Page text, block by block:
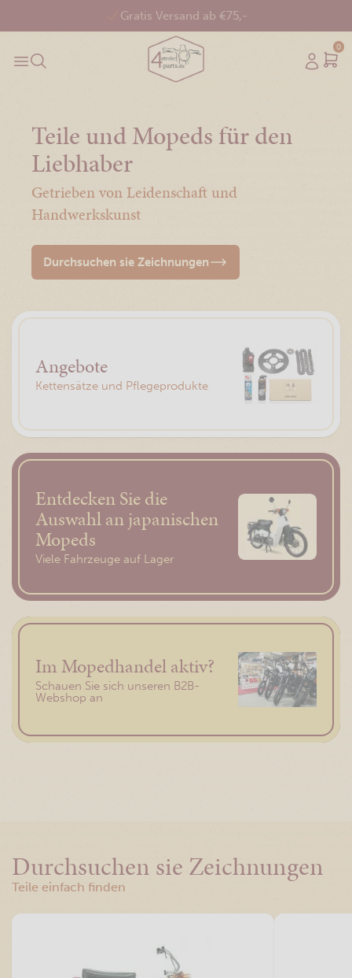
Gratis Versand ab €75,-
0
Teile und Mopeds für den
Liebhaber
Getrieben von Leidenschaft und
Handwerkskunst
Durchsuchen sie Zeichnungen
Angebote
Kettensätze und Pflegeprodukte
Entdecken Sie die
Auswahl an japanischen
Mopeds
Viele Fahrzeuge auf Lager
Im Mopedhandel aktiv?
Schauen Sie sich unseren B2B-
Webshop an
Durchsuchen sie Zeichnungen
Teile einfach finden